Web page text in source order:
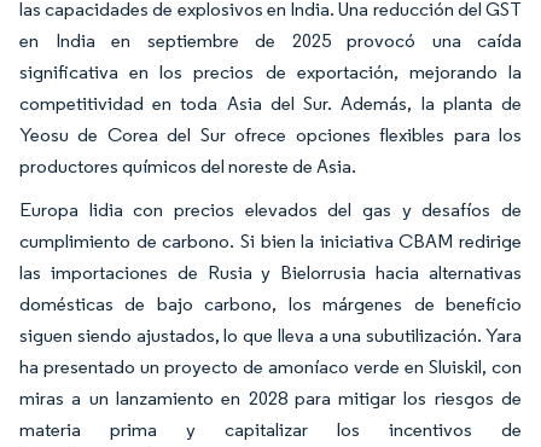
las capacidades de explosivos en India. Una reducción del GST
en India en septiembre de 2025 provocó una caída
significativa en los precios de exportación, mejorando la
competitividad en toda Asia del Sur. Además, la planta de
Yeosu de Corea del Sur ofrece opciones flexibles para los
productores químicos del noreste de Asia.
Europa lidia con precios elevados del gas y desafíos de
cumplimiento de carbono. Si bien la iniciativa CBAM redirige
las importaciones de Rusia y Bielorrusia hacia alternativas
domésticas de bajo carbono, los márgenes de beneficio
siguen siendo ajustados, lo que lleva a una subutilización. Yara
ha presentado un proyecto de amoníaco verde en Sluiskil, con
miras a un lanzamiento en 2028 para mitigar los riesgos de
materia prima y capitalizar los incentivos de